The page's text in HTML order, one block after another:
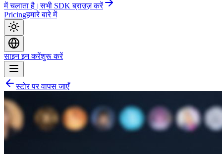
में चलाता है।सभी SDK ब्राउज़ करें
Pricingहमारे बारे में
साइन इन करेंशुरू करें
स्टोर पर वापस जाएँ